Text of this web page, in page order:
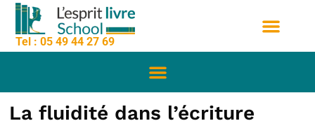
principal
Aller
contenu
Tel : 05 49 44 27 69
La fluidité dans l’écriture